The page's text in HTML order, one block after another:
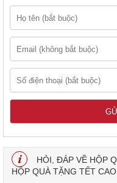
HỎI, ĐÁP VỀ HỘP
HỘP QUÀ TẶNG TẾT